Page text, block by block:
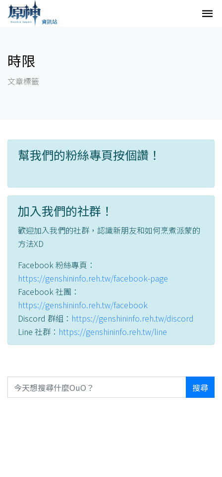
時限
文章標籤
幫我們的粉絲專頁按個讚！
加入我們的社群！
歡迎加入我們的社群，認識新朋友和如何烹煮派蒙的
方法XD
Facebook 粉絲專頁：
https://genshininfo.reh.tw/facebook-page
Facebook 社團：
https://genshininfo.reh.tw/facebook
Discord 群組： https://genshininfo.reh.tw/discord
Line 社群： https://genshininfo.reh.tw/line
搜尋